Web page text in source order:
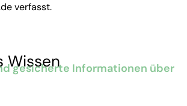
verfasst.
Wissen
gesicherte Informationen über